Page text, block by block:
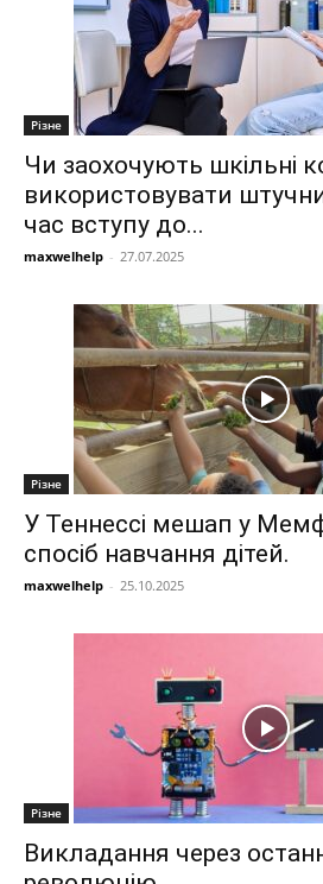
Різне
Чи заохочують шкільні
використовувати
час вступу до...
maxwelhelp - 27.07.2025
Різне
У Теннессі мешап у
спосіб навчання дітей.
maxwelhelp - 25.10.2025
Різне
Викладання через